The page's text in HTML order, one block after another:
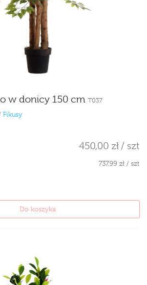
w donicy 150 cm T037
Fikusy
450,00 zł / szt
737,99 zł / szt
Do koszyka